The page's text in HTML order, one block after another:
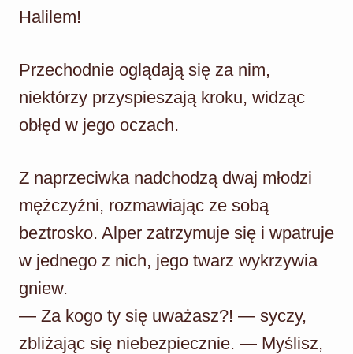
Halilem!
Przechodnie oglądają się za nim,
niektórzy przyspieszają kroku, widząc
obłęd w jego oczach.
Z naprzeciwka nadchodzą dwaj młodzi
mężczyźni, rozmawiając ze sobą
beztrosko. Alper zatrzymuje się i wpatruje
w jednego z nich, jego twarz wykrzywia
gniew.
— Za kogo ty się uważasz?! — syczy,
zbliżając się niebezpiecznie. — Myślisz,